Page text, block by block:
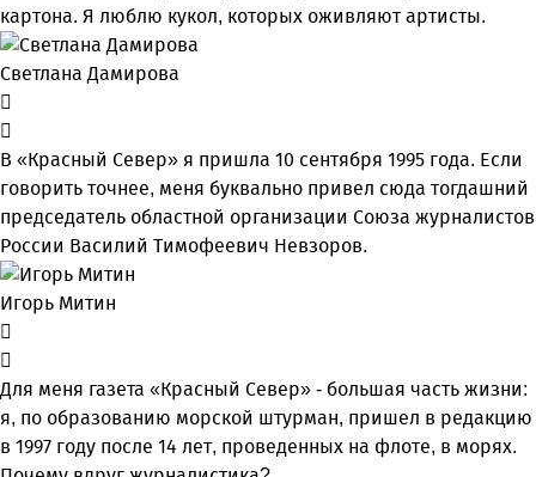
картона. Я люблю кукол, которых оживляют артисты.
Светлана Дамирова
В «Красный Север» я пришла 10 сентября 1995 года. Если
говорить точнее, меня буквально привел сюда тогдашний
председатель областной организации Союза журналистов
России Василий Тимофеевич Невзоров.
Игорь Митин
Для меня газета «Красный Север» - большая часть жизни:
я, по образованию морской штурман, пришел в редакцию
в 1997 году после 14 лет, проведенных на флоте, в морях.